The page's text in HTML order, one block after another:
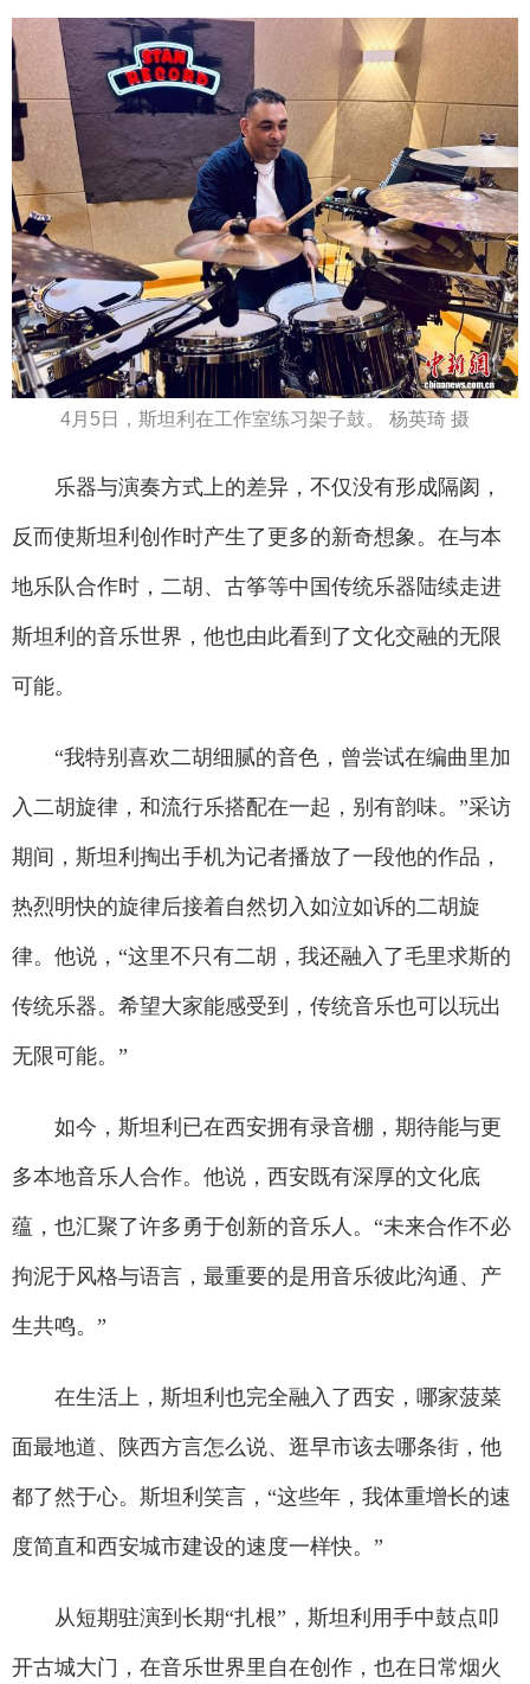
4月5日，斯坦利在工作室练习架子鼓。 杨英琦 摄
乐器与演奏方式上的差异，不仅没有形成隔阂，
反而使斯坦利创作时产生了更多的新奇想象。在与本
地乐队合作时，二胡、古筝等中国传统乐器陆续走进
斯坦利的音乐世界，他也由此看到了文化交融的无限
可能。
“我特别喜欢二胡细腻的音色，曾尝试在编曲里加
入二胡旋律，和流行乐搭配在一起，别有韵味。”采访
期间，斯坦利掏出手机为记者播放了一段他的作品，
热烈明快的旋律后接着自然切入如泣如诉的二胡旋
律。他说，“这里不只有二胡，我还融入了毛里求斯的
传统乐器。希望大家能感受到，传统音乐也可以玩出
无限可能。”
如今，斯坦利已在西安拥有录音棚，期待能与更
多本地音乐人合作。他说，西安既有深厚的文化底
蕴，也汇聚了许多勇于创新的音乐人。“未来合作不必
拘泥于风格与语言，最重要的是用音乐彼此沟通、产
生共鸣。”
在生活上，斯坦利也完全融入了西安，哪家菠菜
面最地道、陕西方言怎么说、逛早市该去哪条街，他
都了然于心。斯坦利笑言，“这些年，我体重增长的速
度简直和西安城市建设的速度一样快。”
从短期驻演到长期“扎根”，斯坦利用手中鼓点叩
开古城大门，在音乐世界里自在创作，也在日常烟火